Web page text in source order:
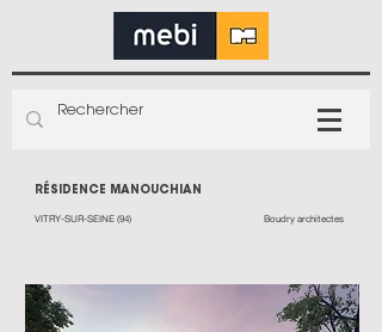
RÉSIDENCE MANOUCHIAN
VITRY-SUR-SEINE (94) Boudry architectes